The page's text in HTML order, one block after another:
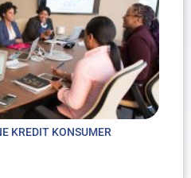
KREDIT KONSUMER